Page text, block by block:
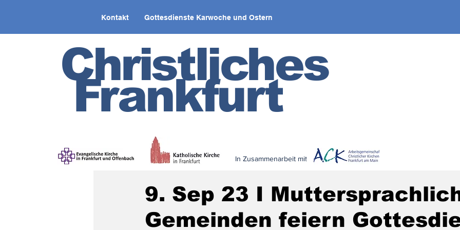
Kontakt Gottesdienste Karwoche und Ostern
Christliches
Frankfurt
In Zusammenarbeit mit< zurück
9. Sep 23 I
Gemeinden feiern